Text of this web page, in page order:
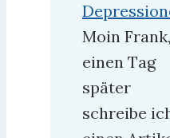
auf
Moin Frank,
einen Tag
später
schreibe